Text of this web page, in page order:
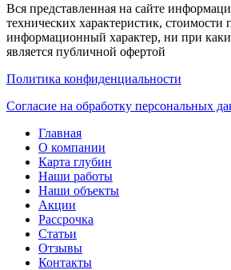
Вся представленная на сайте
технических характеристик, стоимости
информационный характер, ни при
является публичной офертой
Политика конфиденциальности
Согласие на обработку персональных
Главная
О компании
Карта глубин
Наши работы
Наши объекты
Акции
Рассрочка
Статьи
Отзывы
Контакты